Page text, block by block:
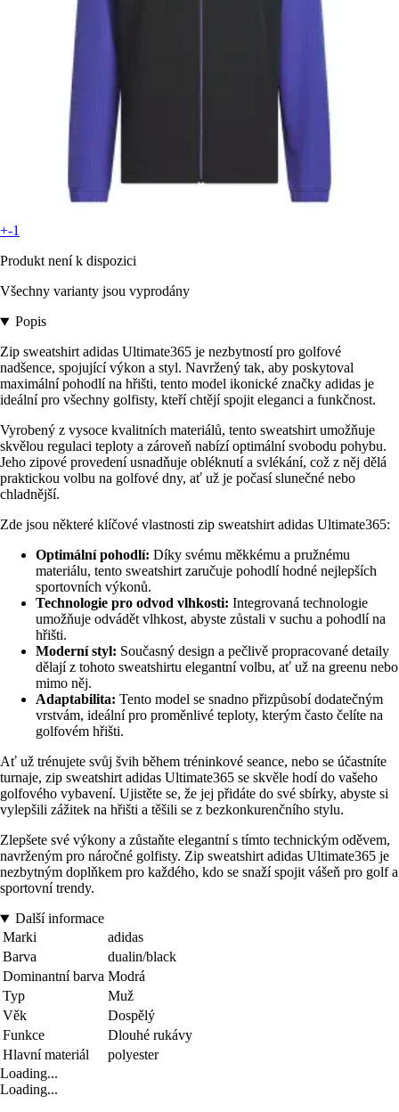
+-1
Produkt není k dispozici
Všechny varianty jsou vyprodány
Popis
Zip sweatshirt adidas Ultimate365 je nezbytností pro golfové
nadšence, spojující výkon a styl. Navržený tak, aby poskytoval
maximální pohodlí na hřišti, tento model ikonické značky adidas je
ideální pro všechny golfisty, kteří chtějí spojit eleganci a funkčnost.
Vyrobený z vysoce kvalitních materiálů, tento sweatshirt umožňuje
skvělou regulaci teploty a zároveň nabízí optimální svobodu pohybu.
Jeho zipové provedení usnadňuje obléknutí a svlékání, což z něj dělá
praktickou volbu na golfové dny, ať už je počasí slunečné nebo
chladnější.
Zde jsou některé klíčové vlastnosti zip sweatshirt adidas Ultimate365:
Optimální pohodlí: Díky svému měkkému a pružnému
materiálu, tento sweatshirt zaručuje pohodlí hodné nejlepších
sportovních výkonů.
Technologie pro odvod vlhkosti: Integrovaná technologie
umožňuje odvádět vlhkost, abyste zůstali v suchu a pohodlí na
hřišti.
Moderní styl: Současný design a pečlivě propracované detaily
dělají z tohoto sweatshirtu elegantní volbu, ať už na greenu nebo
mimo něj.
Adaptabilita: Tento model se snadno přizpůsobí dodatečným
vrstvám, ideální pro proměnlivé teploty, kterým často čelíte na
golfovém hřišti.
Ať už trénujete svůj švih během tréninkové seance, nebo se účastníte
turnaje, zip sweatshirt adidas Ultimate365 se skvěle hodí do vašeho
golfového vybavení. Ujistěte se, že jej přidáte do své sbírky, abyste si
vylepšili zážitek na hřišti a těšili se z bezkonkurenčního stylu.
Zlepšete své výkony a zůstaňte elegantní s tímto technickým oděvem,
navrženým pro náročné golfisty. Zip sweatshirt adidas Ultimate365 je
nezbytným doplňkem pro každého, kdo se snaží spojit vášeň pro golf a
sportovní trendy.
Další informace
Marki
adidas
Barva
dualin/black
Dominantní barva Modrá
Typ
Muž
Věk
Dospělý
Funkce
Dlouhé rukávy
Hlavní materiál
polyester
Loading...
Loading...